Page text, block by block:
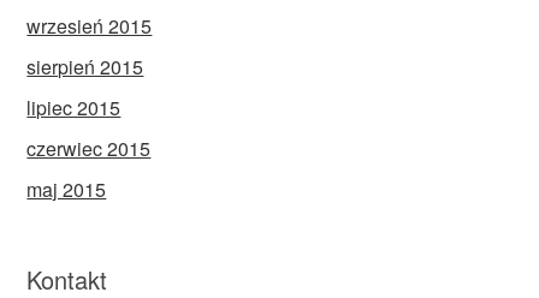
wrzesień 2015
sierpień 2015
lipiec 2015
czerwiec 2015
maj 2015
Kontakt